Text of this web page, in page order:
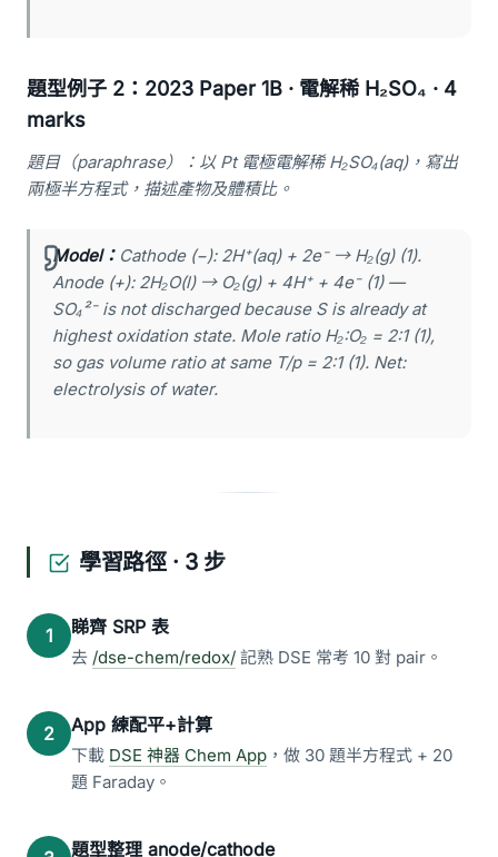
題型例子 2：2023 Paper 1B · 電解稀 H₂SO₄ · 4
marks
題目（paraphrase）：以 Pt 電極電解稀 H₂SO₄(aq)，寫出
兩極半方程式，描述產物及體積比。
Model： Cathode (−): 2H⁺(aq) + 2e⁻ → H₂(g) (1).
Anode (+): 2H₂O(l) → O₂(g) + 4H⁺ + 4e⁻ (1) —
SO₄²⁻ is not discharged because S is already at
highest oxidation state. Mole ratio H₂:O₂ = 2:1 (1),
so gas volume ratio at same T/p = 2:1 (1). Net:
electrolysis of water.
學習路徑 · 3 步
1 睇齊 SRP 表
去 /dse-chem/redox/ 記熟 DSE 常考 10 對 pair。
2 App 練配平+計算
下載 DSE 神器 Chem App ，做 30 題半方程式 + 20
題 Faraday。
題型整理 anode/cathode